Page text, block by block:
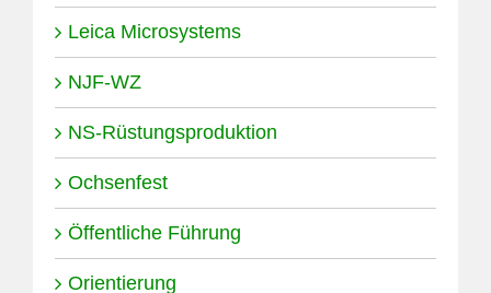
Leica Microsystems
NJF-WZ
NS-Rüstungsproduktion
Ochsenfest
Öffentliche Führung
Orientierung